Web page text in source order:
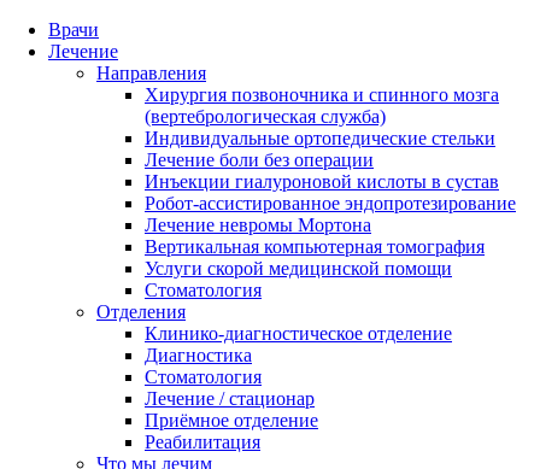
Врачи
Лечение
Направления
Хирургия позвоночника и спинного мозга
(вертебрологическая служба)
Индивидуальные ортопедические стельки
Лечение боли без операции
Инъекции гиалуроновой кислоты в сустав
Робот-ассистированное эндопротезирование
Лечение невромы Мортона
Вертикальная компьютерная томография
Услуги скорой медицинской помощи
Стоматология
Отделения
Клинико-диагностическое отделение
Диагностика
Стоматология
Лечение / стационар
Приёмное отделение
Реабилитация
Что мы лечим